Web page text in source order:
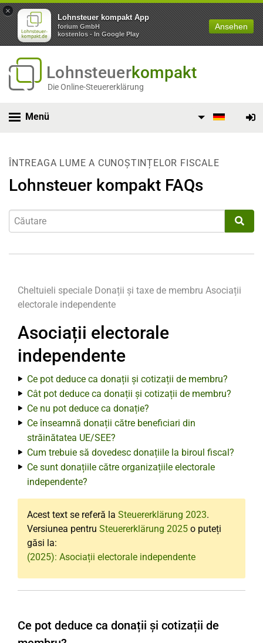
×
Lohnsteuer kompakt App
forium GmbH
kostenlos - In Google Play
Ansehen
Lohnsteuerkompakt
Die Online-Steuererklärung
Menü
ÎNTREAGA LUME A CUNOȘTINȚELOR FISCALE
Lohnsteuer kompakt FAQs
Cheltuieli speciale Donații și taxe de membru Asociații
electorale independente
Asociații electorale
independente
Ce pot deduce ca donații și cotizații de membru?
Cât pot deduce ca donații și cotizații de membru?
Ce nu pot deduce ca donație?
Ce înseamnă donații către beneficiari din
străinătatea UE/SEE?
Cum trebuie să dovedesc donațiile la biroul fiscal?
Ce sunt donațiile către organizațiile electorale
independente?
Acest text se referă la Steuererklärung 2023.
Versiunea pentru Steuererklärung 2025 o puteți
găsi la:
(2025): Asociații electorale independente
Ce pot deduce ca donații și cotizații de